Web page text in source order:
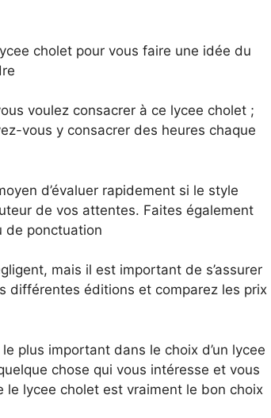
cholet pour vous faire une idée du
voulez consacrer à ce lycee cholet ;
vous y consacrer des heures chaque
d’évaluer rapidement si le style
de vos attentes. Faites également
de ponctuation
mais il est important de s’assurer
différentes éditions et comparez les prix
plus important dans le choix d’un lycee
chose qui vous intéresse et vous
lycee cholet est vraiment le bon choix